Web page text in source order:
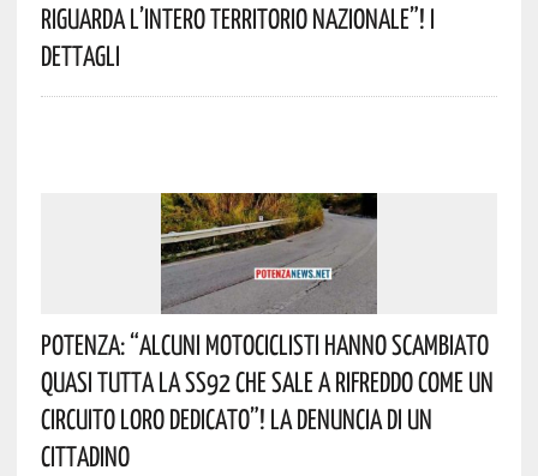
Riguarda L’intero Territorio Nazionale”! I
Dettagli
Potenza: “alcuni Motociclisti Hanno Scambiato
Quasi Tutta La SS92 Che Sale A Rifreddo Come Un
Circuito Loro Dedicato”! La Denuncia Di Un
Cittadino